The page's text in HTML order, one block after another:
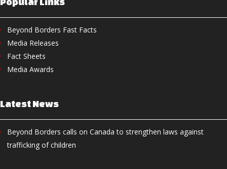
Beyond Borders Fast Facts
Media Releases
Fact Sheets
Media Awards
Latest News
Beyond Borders calls on Canada to strengthen laws against
trafficking of children